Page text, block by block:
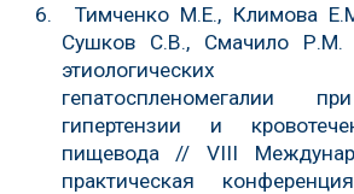
6. Тимченко М.Е., Климова
Сушков С.В., Смачило Р.М.
этиологических
гепатоспленомегалии
гипертензии и
пищевода // VIII
практическая